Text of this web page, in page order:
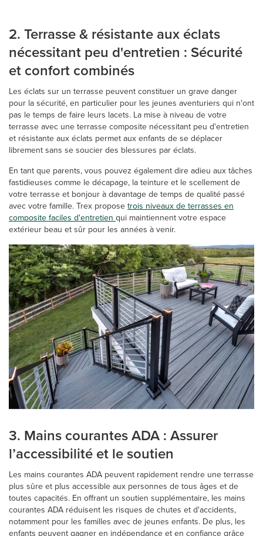
2. Terrasse & résistante aux éclats
nécessitant peu d'entretien : Sécurité
et confort combinés
Les éclats sur un terrasse peuvent constituer un grave danger
pour la sécurité, en particulier pour les jeunes aventuriers qui n'ont
pas le temps de faire leurs lacets. La mise à niveau de votre
terrasse avec une terrasse composite nécessitant peu d'entretien
et résistante aux éclats permet aux enfants de se déplacer
librement sans se soucier des blessures par éclats.
En tant que parents, vous pouvez également dire adieu aux tâches
fastidieuses comme le décapage, la teinture et le scellement de
votre terrasse et bonjour à davantage de temps de qualité passé
avec votre famille. Trex proposetrois niveaux de terrasses en
composite faciles d'entretienqui maintiennent votre espace
extérieur beau et sûr pour les années à venir.
3. Mains courantes ADA : Assurer
l’accessibilité et le soutien
Les mains courantes ADA peuvent rapidement rendre une terrasse
plus sûre et plus accessible aux personnes de tous âges et de
toutes capacités. En offrant un soutien supplémentaire, les mains
courantes ADA réduisent les risques de chutes et d'accidents,
notamment pour les familles avec de jeunes enfants. De plus, les
enfants peuvent gagner en indépendance et en confiance grâce